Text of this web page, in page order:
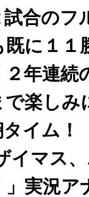
合のフ
に１１
年連続
楽しみ
イム！
イマス
実況ア